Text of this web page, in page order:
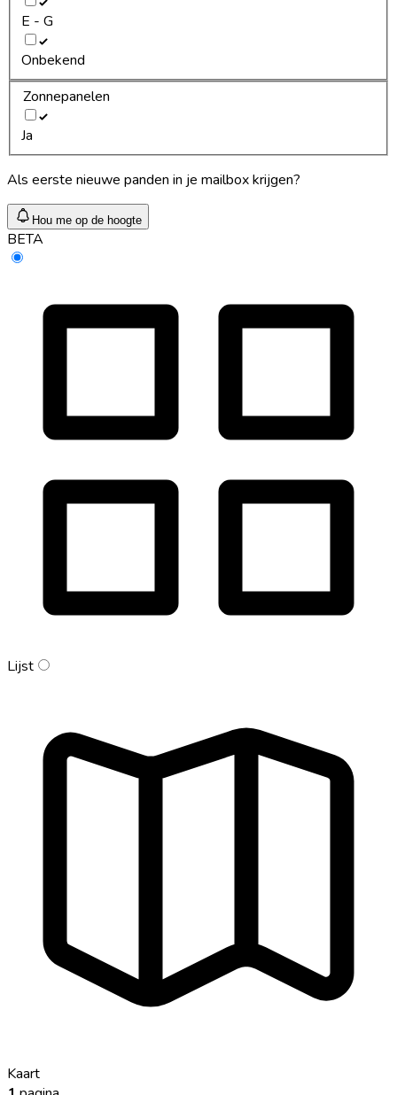
E - G
Onbekend
Zonnepanelen
Ja
Als eerste nieuwe panden in je mailbox krijgen?
Hou me op de hoogte
BETA
Lijst
Kaart